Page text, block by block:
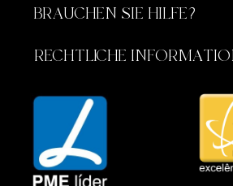
BRAUCHEN SIE HILFE?
RECHTLICHE